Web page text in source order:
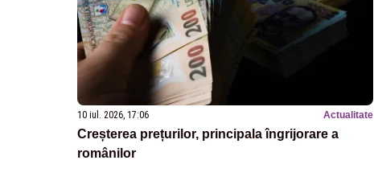
10 iul. 2026, 17:06 Actualitate
Creșterea prețurilor, principala îngrijorare a
românilor